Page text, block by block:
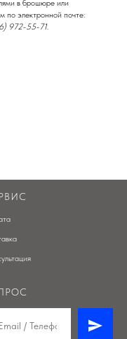
в брошюре или
по электронной почте:
972-55-71.